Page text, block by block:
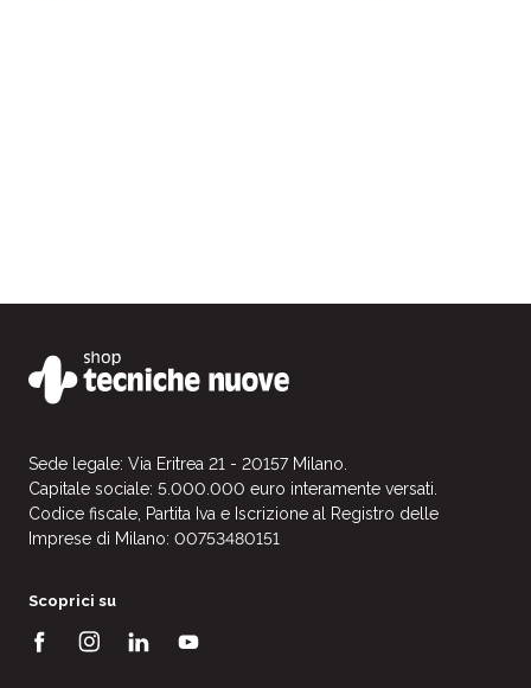
Sede legale: Via Eritrea 21 - 20157 Milano.
Capitale sociale: 5.000.000 euro interamente versati.
Codice fiscale, Partita Iva e Iscrizione al Registro delle
Imprese di Milano: 00753480151
Scoprici su